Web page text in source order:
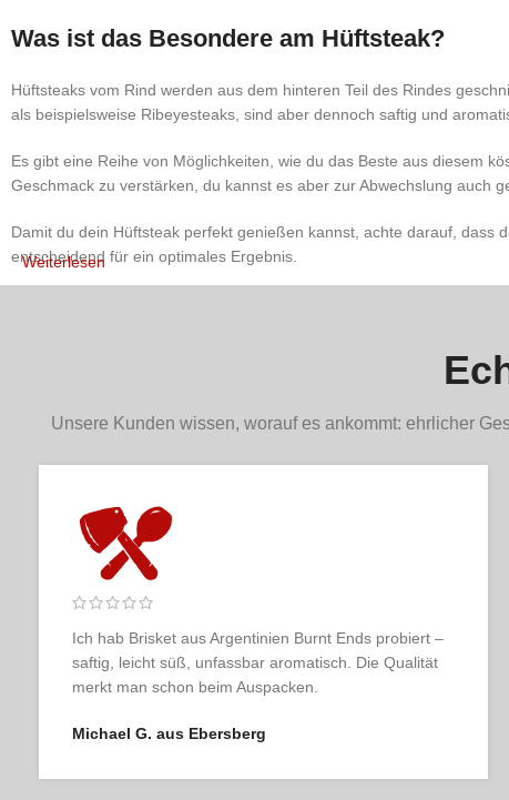
Was ist das Besondere am Hüftsteak?
Hüftsteaks vom Rind werden aus dem hinteren Teil des Rindes
als beispielsweise Ribeyesteaks, sind aber dennoch saftig und
Es gibt eine Reihe von Möglichkeiten, wie du das Beste aus diesem
Geschmack zu verstärken, du kannst es aber zur Abwechslung auch
Damit du dein Hüftsteak perfekt genießen kannst, achte darauf, dass
entscheidend für ein optimales Ergebnis.
Hüftsteaks sind eine hervorragende Wahl für alle Fleischliebhaber,
Zubereitung: Wie bereitest du das Hüftsteak richtig zu?
Weiterlesen
Unsere Kunden wissen, worauf es ankommt: ehrlicher
Ich habe schon viele Online-Metzgereien ausprobiert,
aber keine kommt an Fleischer & der Koch heran.
Geschmacklich und optisch absolute Spitzenklasse.
Julia K. aus Berlin